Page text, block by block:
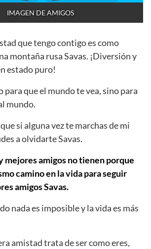
IMAGEN DE AMIGOS
que tengo contigo es como
montaña rusa Savas. ¡Diversión y
estado puro!
para que el mundo te vea, sino para
mundo.
si alguna vez te marchas de mi
a olvidarte Savas.
mejores amigos no tienen porque
camino en la vida para seguir
amigos Savas.
nada es imposible y la vida es más
amistad trata de ser como eres,